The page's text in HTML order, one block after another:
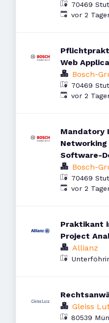
70469
Veröffentlicht:
vor 2
Web
Bosch-
70469
Veröffentlicht:
vor 2
Mandatory
Networking
Software-
Bosch-
70469
Veröffentlicht:
vor 2
Praktikant
Project
Allianz
Gleiss
80539